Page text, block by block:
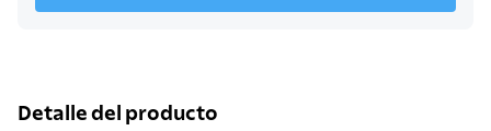
Detalle del producto